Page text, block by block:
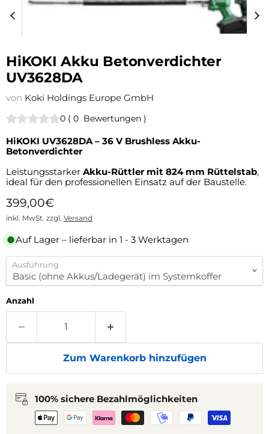
HiKOKI Akku Betonverdichter
UV3628DA
von Koki Holdings Europe GmbH
0 ( 0 Bewertungen )
HiKOKI UV3628DA – 36 V Brushless Akku-
Betonverdichter
Leistungsstarker Akku-Rüttler mit 824 mm Rüttelstab,
ideal für den professionellen Einsatz auf der Baustelle.
Aktueller Preis
399,00€
inkl. MwSt. zzgl. Versand
Auf Lager – lieferbar in 1 - 3 Werktagen
Ausführung
Anzahl
Zum Warenkorb hinzufügen
100% sichere Bezahlmöglichkeiten